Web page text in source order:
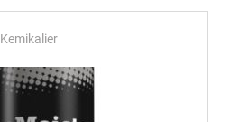
Kemikalier